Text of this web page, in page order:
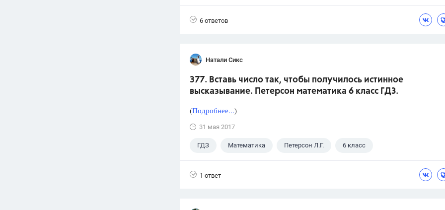
6 ответов
Натали Сикс
377. Вставь число так, чтобы получилось истинное
высказывание. Петерсон математика 6 класс ГДЗ.
(Подробнее...)
31 мая 2017
ГДЗ Математика Петерсон Л.Г. 6 класс
1 ответ